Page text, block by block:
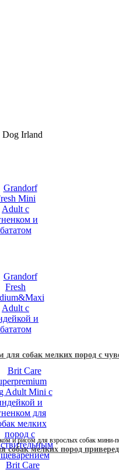
Dog Irland
собак мелких пород с
и рисом для взрослых собак
мелких пород